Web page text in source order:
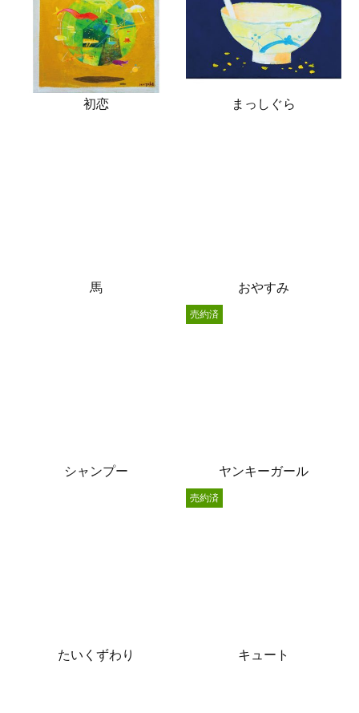
初恋 まっしぐら
馬 おやすみ
シャンプー ヤンキーガール
売約済
たいくずわり キュート
売約済